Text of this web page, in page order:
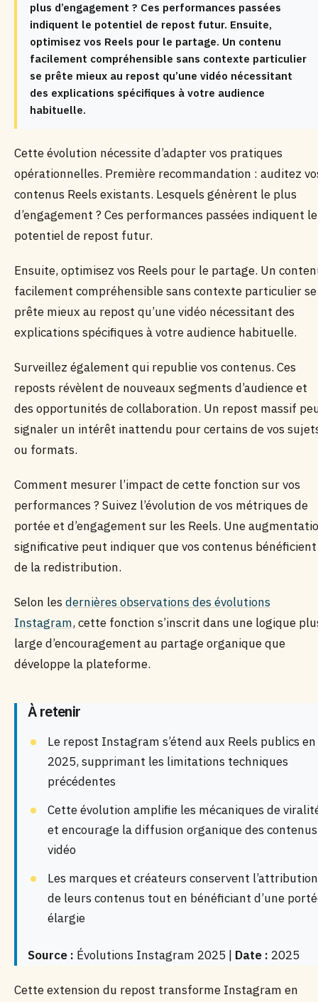
plus d’engagement ? Ces performances passées
indiquent le potentiel de repost futur. Ensuite,
optimisez vos Reels pour le partage. Un contenu
facilement compréhensible sans contexte particulier
se prête mieux au repost qu’une vidéo nécessitant
des explications spécifiques à votre audience
habituelle.
Cette évolution nécessite d’adapter vos pratiques
opérationnelles. Première recommandation : auditez
contenus Reels existants. Lesquels génèrent le plus
d’engagement ? Ces performances passées indiquent le
potentiel de repost futur.
Ensuite, optimisez vos Reels pour le partage. Un
facilement compréhensible sans contexte particulier se
prête mieux au repost qu’une vidéo nécessitant des
explications spécifiques à votre audience habituelle.
Surveillez également qui republie vos contenus. Ces
reposts révèlent de nouveaux segments d’audience et
des opportunités de collaboration. Un repost massif
signaler un intérêt inattendu pour certains de vos
ou formats.
Comment mesurer l’impact de cette fonction sur vos
performances ? Suivez l’évolution de vos métriques de
portée et d’engagement sur les Reels. Une
significative peut indiquer que vos contenus bénéficient
de la redistribution.
Selon les dernières observations des évolutions
Instagram, cette fonction s’inscrit dans une logique
large d’encouragement au partage organique que
développe la plateforme.
À retenir
Le repost Instagram s’étend aux Reels publics en
2025, supprimant les limitations techniques
précédentes
Cette évolution amplifie les mécaniques de
et encourage la diffusion organique des contenus
vidéo
Les marques et créateurs conservent l’attribution
de leurs contenus tout en bénéficiant d’une
élargie
Source : Évolutions Instagram 2025 | Date : 2025
Cette extension du repost transforme Instagram en